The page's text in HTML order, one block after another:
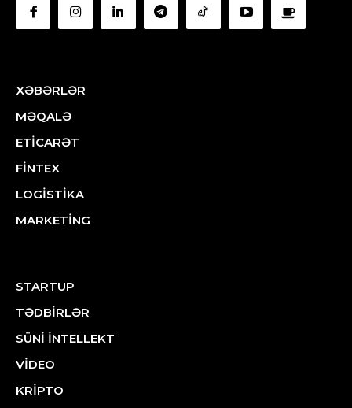
XƏBƏRLƏR
MƏQALƏ
ETİCARƏT
FİNTEX
LOGİSTİKA
MARKETİNG
STARTUP
TƏDBİRLƏR
SÜNİ İNTELLEKT
VİDEO
KRİPTO